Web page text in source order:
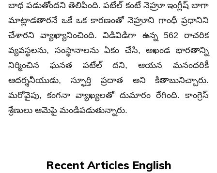
బాధ పడుతోందని తెలిపింది. పటేల్ కంటే నెహ్రూ ఇంగ్లీష్ బాగా
మాట్లాడతారనే ఒకే ఒక కారణంతో నెహ్రూని గాంధీ ప్రధానిని
చేశారని వ్యాఖ్యానించింది. విడివిడిగా ఉన్న 562 రాచరిక
వ్యవస్థలను, సంస్థానాలను ఏకం చేసి, అఖండ భారతాన్ని
నిర్మించిన ఘనత పటేల్ దని, ఆయన మనందరికీ
ఆదర్శనీయుడు, స్ఫూర్తి ప్రదాత అని కితాబునిచ్చారు.
మరోవైపు, కంగనా వ్యాఖ్యలతో దుమారం రేగింది. కాంగ్రెస్
శ్రేణులు ఆమెపై మండిపడుతున్నారు.
Recent Articles English